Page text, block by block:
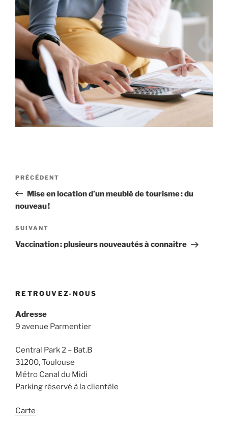
Navigation
l’article
Article
précédent
PRÉCÉDENT
Mise en location d’un meublé de tourisme : du
nouveau !
Article
suivant
SUIVANT
Vaccination : plusieurs nouveautés à connaître
RETROUVEZ-NOUS
Adresse
9 avenue Parmentier
Central Park 2 – Bat.B
31200, Toulouse
Métro Canal du Midi
Parking réservé à la clientèle
Carte